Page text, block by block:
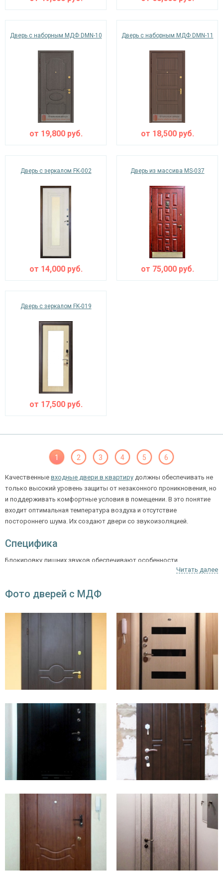
Дверь с наборным МДФ DMN-10
от 19,800руб.
Дверь с наборным МДФ DMN-11
от 18,500руб.
Дверь с зеркалом FK-002
от 14,000руб.
Дверь из массива MS-037
от 75,000руб.
Дверь с зеркалом FK-019
от 17,500руб.
1 2 3 4 5 6
Качественные входные двери в квартиру должны обеспечивать не
только высокий уровень защиты от незаконного проникновения, но
и поддерживать комфортные условия в помещении. В это понятие
входит оптимальная температура воздуха и отсутствие
постороннего шума. Их создают двери со звукоизоляцией.
Специфика
Блокировку лишних звуков обеспечивают особенности
конструкции. В неё добавляют специальный внутренний слой из
полиуретана и т.д.
Дверь с любым из этих наполнителейтакже
Лучшим вариантом для заполнения считается минеральная плита.
Она экологически чистая, долговечная, негорючая.
Компания «Тодес» использует заполнение
марки URSA.
Высоким уровнем шумоизоляции отличаютсятрёхконтурные двери
Дополнительные уплотнители положительно влияют на
теплоизоляционные свойства металлоконструкции.
Что ещё влияет на звукоизоляцию?
Материалы, используемые при создании основных
компонентов металлоизделия.
Качество монтажа. Через зазоры в помещение проникают
звуковые волны.
Правильно подобранные размеры уплотнителя.
Добавление в сборку порога. Он необходим, когда между
Читать далее
Фото дверей с МДФ